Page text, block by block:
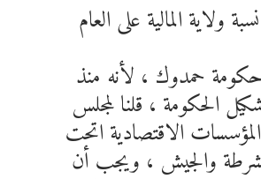
ولاية المالية على العام
حمدوك ، لأنه منذ
الحكومة ، قلنا لمجلس
الاقتصادية اتحت
والجيش ، ويجب أن